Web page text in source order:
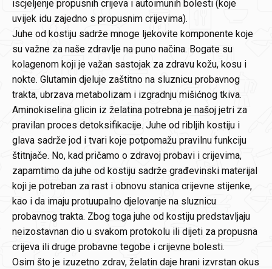
iscjeljenje propusnih crijeva i autoimunih bolesti (koje
uvijek idu zajedno s propusnim crijevima).
Juhe od kostiju sadrže mnoge ljekovite komponente koje
su važne za naše zdravlje na puno načina. Bogate su
kolagenom koji je važan sastojak za zdravu kožu, kosu i
nokte. Glutamin djeluje zaštitno na sluznicu probavnog
trakta, ubrzava metabolizam i izgradnju mišićnog tkiva.
Aminokiselina glicin iz želatina potrebna je našoj jetri za
pravilan proces detoksifikacije. Juhe od ribljih kostiju i
glava sadrže jod i tvari koje potpomažu pravilnu funkciju
štitnjače. No, kad pričamo o zdravoj probavi i crijevima,
zapamtimo da juhe od kostiju sadrže građevinski materijal
koji je potreban za rast i obnovu stanica crijevne stijenke,
kao i da imaju protuupalno djelovanje na sluznicu
probavnog trakta. Zbog toga juhe od kostiju predstavljaju
neizostavnan dio u svakom protokolu ili dijeti za propusna
crijeva ili druge probavne tegobe i crijevne bolesti.
Osim što je izuzetno zdrav, želatin daje hrani izvrstan okus